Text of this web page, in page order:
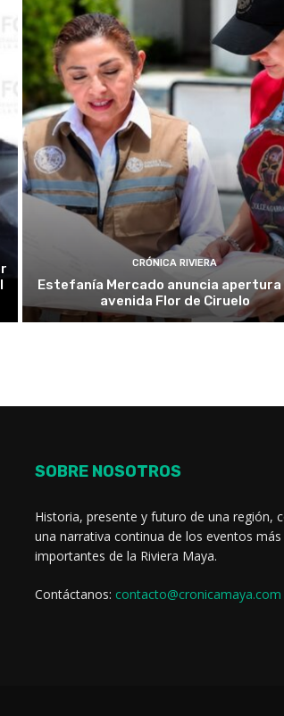
CRÓNICA RIVIERA
Estefanía Mercado anuncia apertura
avenida Flor de Ciruelo
SOBRE NOSOTROS
Historia, presente y futuro de una región,
una narrativa continua de los eventos más
importantes de la Riviera Maya.
Contáctanos: contacto@cronicamaya.com